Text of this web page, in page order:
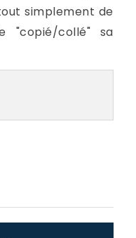
simplement de
"copié/collé" sa